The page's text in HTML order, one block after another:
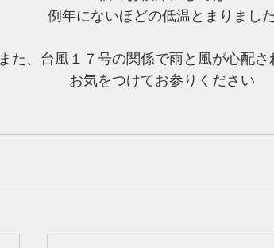
例年にないほどの低温とまりました
た、台風１７号の関係で雨と風が心配さ
お気をつけてお参りください